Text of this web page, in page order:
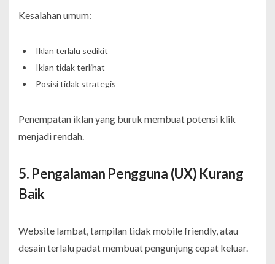
Kesalahan umum:
Iklan terlalu sedikit
Iklan tidak terlihat
Posisi tidak strategis
Penempatan iklan yang buruk membuat potensi klik
menjadi rendah.
5. Pengalaman Pengguna (UX) Kurang
Baik
Website lambat, tampilan tidak mobile friendly, atau
desain terlalu padat membuat pengunjung cepat keluar.